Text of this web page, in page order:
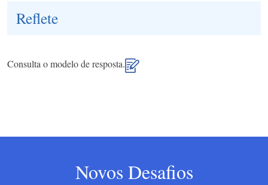
Reflete
Consulta o modelo de resposta.
Novos Desafios